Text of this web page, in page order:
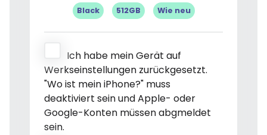
Black 512GB Wie neu
Ich habe mein Gerät auf
Werkseinstellungen zurückgesetzt.
"Wo ist mein iPhone?" muss
deaktiviert sein und Apple- oder
Google-Konten müssen abgmeldet
sein.